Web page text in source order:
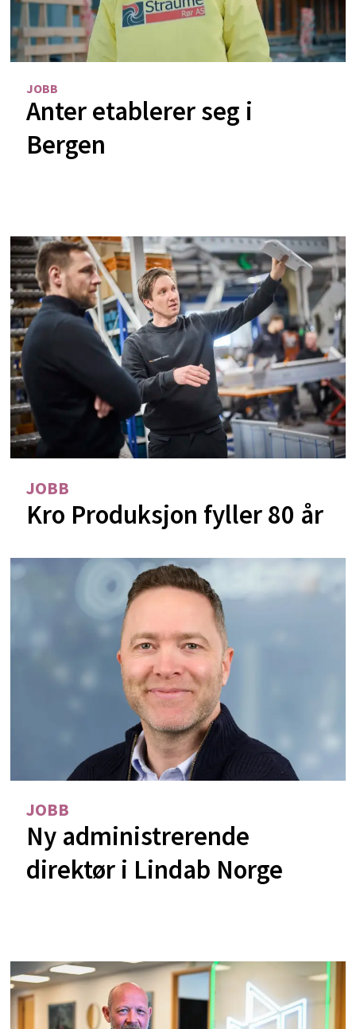
JOBB
Anter etablerer seg i
Bergen
JOBB
Kro Produksjon fyller 80 år
JOBB
Ny administrerende
direktør i Lindab Norge